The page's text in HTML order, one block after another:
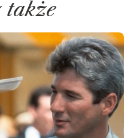
także